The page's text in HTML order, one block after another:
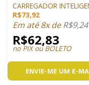
CARREGADOR
R$73,92
Em até 8x deR$9,24
R$62,83
no PIX ou BOLETO
ENVIE-ME UM E-